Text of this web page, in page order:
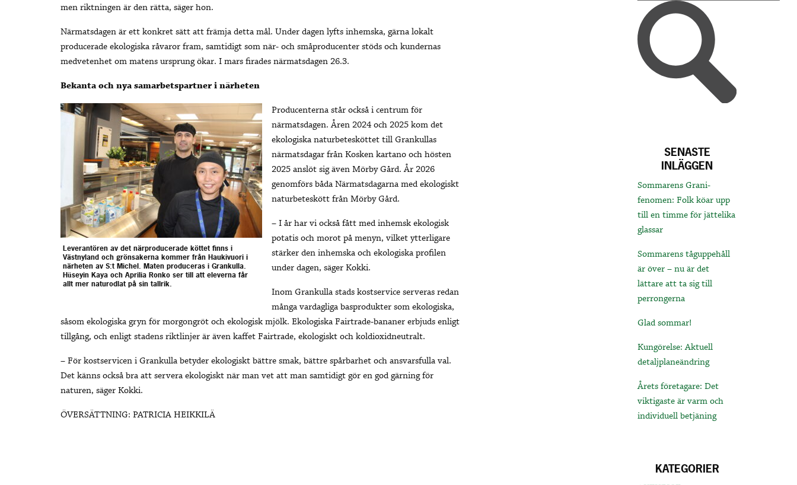
men riktningen är den rätta, säger hon.
Närmatsdagen är ett konkret sätt att främja detta mål. Under dagen lyfts inhemska, gärna lokalt
producerade ekologiska råvaror fram, samtidigt som när- och småproducenter stöds och kundernas
medvetenhet om matens ursprung ökar. I mars firades närmatsdagen 26.3.
Bekanta och nya samarbetspartner i närheten
Leverantören av det närproducerade köttet finns i
Västnyland och grönsakerna kommer från Haukivuori i
närheten av S:t Michel. Maten produceras i Grankulla.
Hüseyin Kaya och Aprilia Ronko ser till att eleverna får
allt mer naturodlat på sin tallrik.
Producenterna står också i centrum för
närmatsdagen. Åren 2024 och 2025 kom det
ekologiska naturbetesköttet till Grankullas
närmatsdagar från Kosken kartano och hösten
2025 anslöt sig även Mörby Gård. År 2026
genomförs båda Närmatsdagarna med ekologiskt
naturbeteskött från Mörby Gård.
– I år har vi också fått med inhemsk ekologisk
potatis och morot på menyn, vilket ytterligare
stärker den inhemska och ekologiska profilen
under dagen, säger Kokki.
Inom Grankulla stads kostservice serveras redan
många vardagliga basprodukter som ekologiska,
såsom ekologiska gryn för morgongröt och ekologisk mjölk. Ekologiska Fairtrade-bananer erbjuds enligt
tillgång, och enligt stadens riktlinjer är även kaffet Fairtrade, ekologiskt och koldioxidneutralt.
– För kostservicen i Grankulla betyder ekologiskt bättre smak, bättre spårbarhet och ansvarsfulla val.
Det känns också bra att servera ekologiskt när man vet att man samtidigt gör en god gärning för
naturen, säger Kokki.
ÖVERSÄTTNING: PATRICIA HEIKKILÄ
SENASTE
INLÄGGEN
Sommarens Grani-
fenomen: Folk köar upp
till en timme för jättelika
glassar
Sommarens tåguppehåll
är över – nu är det
lättare att ta sig till
perrongerna
Glad sommar!
Kungörelse: Aktuell
detaljplaneändring
Årets företagare: Det
viktigaste är varm och
individuell betjäning
KATEGORIER